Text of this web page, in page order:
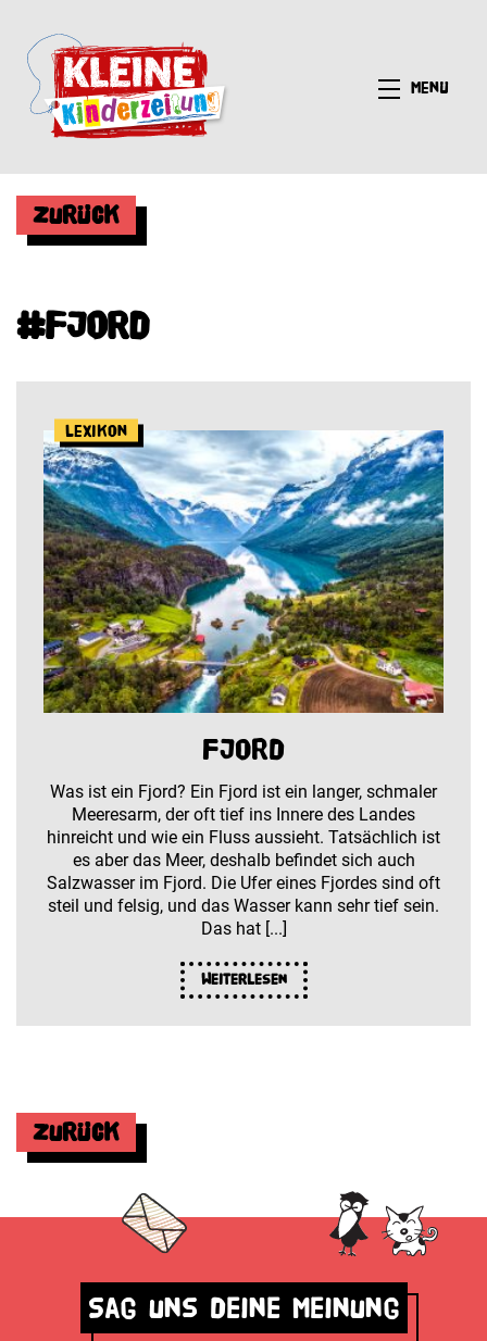
Menü
Zurück
#Fjord
Lexikon
Fjord
Was ist ein Fjord? Ein Fjord ist ein langer, schmaler
Meeresarm, der oft tief ins Innere des Landes
hinreicht und wie ein Fluss aussieht. Tatsächlich ist
es aber das Meer, deshalb befindet sich auch
Salzwasser im Fjord. Die Ufer eines Fjordes sind oft
steil und felsig, und das Wasser kann sehr tief sein.
Das hat [...]
Weiterlesen
Zurück
Sag uns deine Meinung